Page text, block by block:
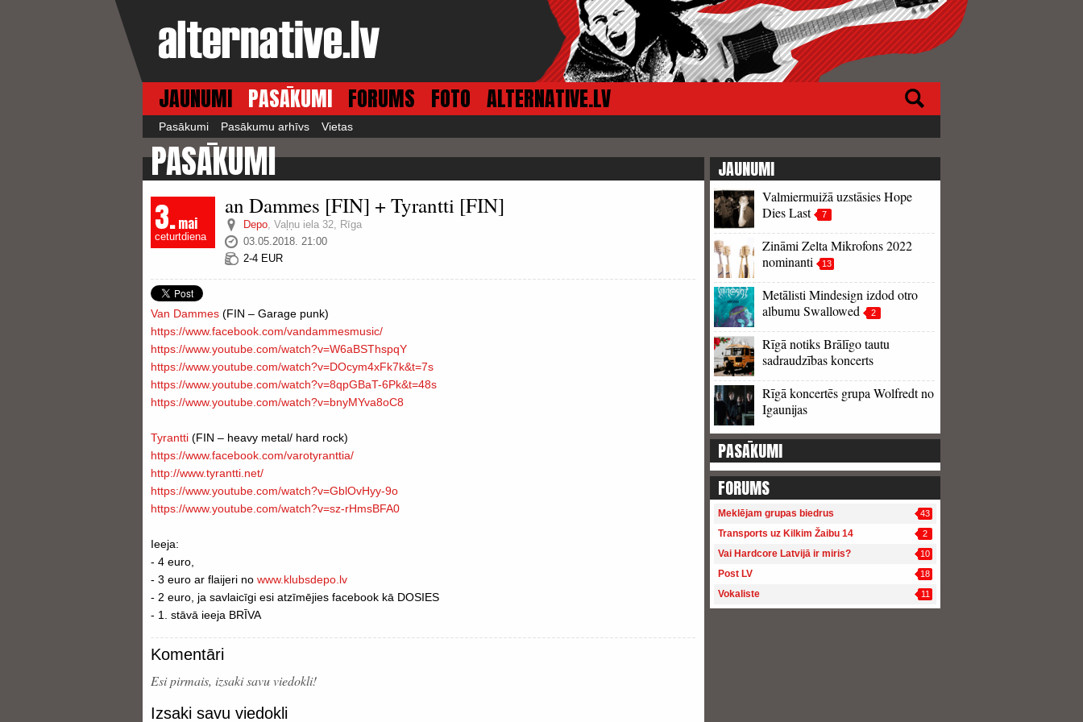
JAUNUMI PASĀKUMI FORUMS FOTO ALTERNATIVE.LV
Pasākumi Pasākumu arhīvs Vietas
PASĀKUMI
3.mai
ceturtdiena
an Dammes [FIN] + Tyrantti [FIN]
Depo, Vaļņu iela 32, Rīga
03.05.2018. 21:00
2-4 EUR
Van Dammes (FIN – Garage punk)
https://www.facebook.com/vandammesmusic/
https://www.youtube.com/watch?v=W6aBSThspqY
https://www.youtube.com/watch?v=DOcym4xFk7k&t=7s
https://www.youtube.com/watch?v=8qpGBaT-6Pk&t=48s
https://www.youtube.com/watch?v=bnyMYva8oC8
Tyrantti (FIN – heavy metal/ hard rock)
https://www.facebook.com/varotyranttia/
http://www.tyrantti.net/
https://www.youtube.com/watch?v=GblOvHyy-9o
https://www.youtube.com/watch?v=sz-rHmsBFA0
Ieeja:
- 4 euro,
- 3 euro ar flaijeri no www.klubsdepo.lv
- 2 euro, ja savlaicīgi esi atzīmējies facebook kā DOSIES
- 1. stāvā ieeja BRĪVA
Komentāri
Esi pirmais, izsaki savu viedokli!
Izsaki savu viedokli
JAUNUMI
Valmiermuižā uzstāsies Hope
Dies Last
7
Zināmi Zelta Mikrofons 2022
nominanti
13
Metālisti Mindesign izdod otro
albumu Swallowed
2
Rīgā notiks Brālīgo tautu
sadraudzības koncerts
Rīgā koncertēs grupa Wolfredt no
Igaunijas
PASĀKUMI
FORUMS
Meklējam grupas biedrus 43
Transports uz Kilkim Žaibu 14 2
Vai Hardcore Latvijā ir miris? 10
Post LV 18
Vokaliste 11